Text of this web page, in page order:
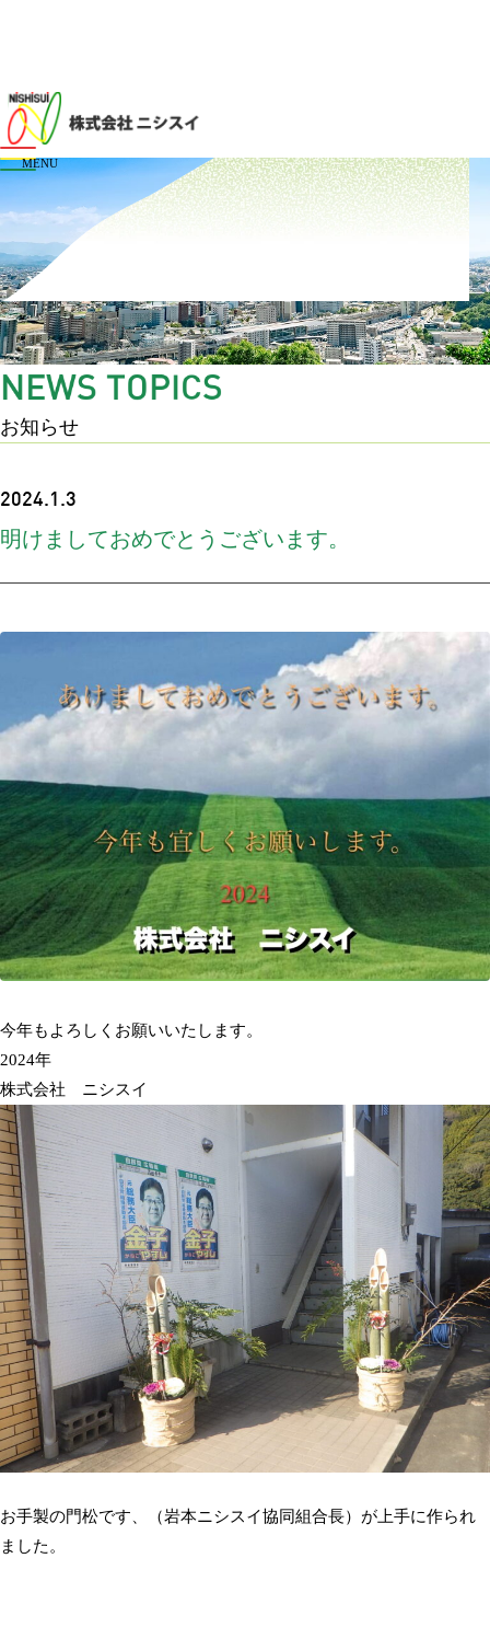
メニューを開閉する
NEWS TOPICS
お知らせ
2024.1.3
明けましておめでとうございます。
今年もよろしくお願いいたします。
2024年
株式会社 ニシスイ
お手製の門松です、（岩本ニシスイ協同組合長）が上手に作られ
ました。